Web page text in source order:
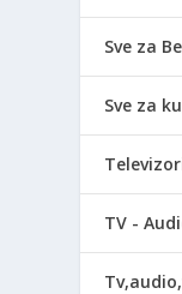
Sve za
Sve za
TV -